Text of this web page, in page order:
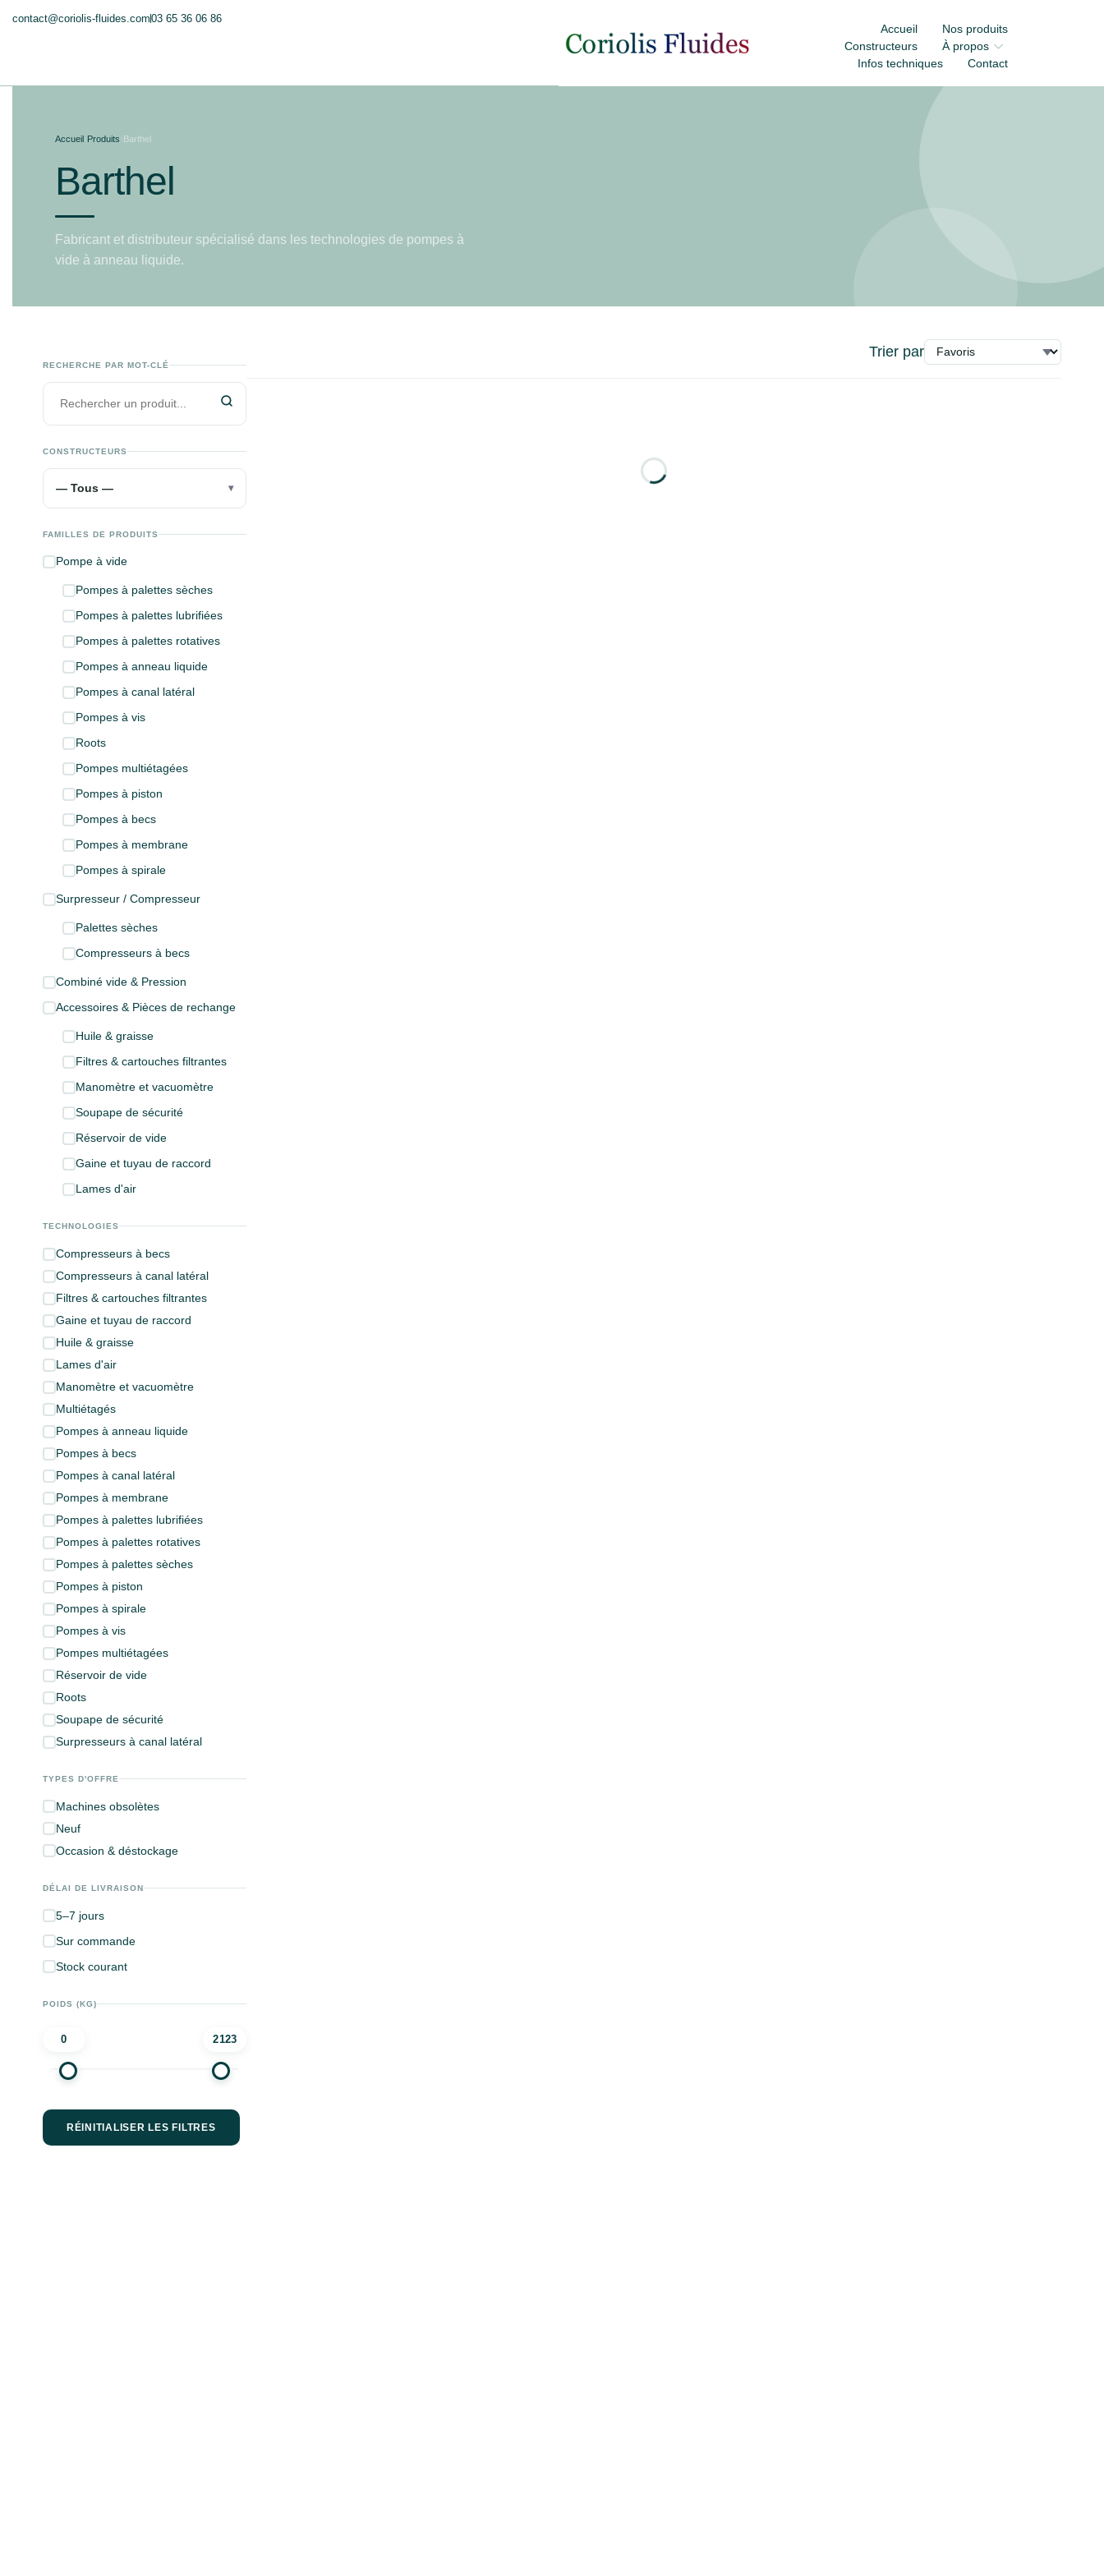
contact@coriolis-fluides.com03 65 36 06 86
Accueil
Nos produits
Constructeurs
À propos
Infos techniques
Contact
Accueil Produits Barthel
Barthel
Fabricant et distributeur spécialisé dans les technologies de pompes à
vide à anneau liquide.
RECHERCHE PAR MOT-CLÉ
CONSTRUCTEURS
— Tous — ▾
FAMILLES DE PRODUITS
Pompe à vide
Pompes à palettes sèches
Pompes à palettes lubrifiées
Pompes à palettes rotatives
Pompes à anneau liquide
Pompes à canal latéral
Pompes à vis
Roots
Pompes multiétagées
Pompes à piston
Pompes à becs
Pompes à membrane
Pompes à spirale
Surpresseur / Compresseur
Palettes sèches
Compresseurs à becs
Combiné vide & Pression
Accessoires & Pièces de rechange
Huile & graisse
Filtres & cartouches filtrantes
Manomètre et vacuomètre
Soupape de sécurité
Réservoir de vide
Gaine et tuyau de raccord
Lames d'air
TECHNOLOGIES
Compresseurs à becs
Compresseurs à canal latéral
Filtres & cartouches filtrantes
Gaine et tuyau de raccord
Huile & graisse
Lames d'air
Manomètre et vacuomètre
Multiétagés
Pompes à anneau liquide
Pompes à becs
Pompes à canal latéral
Pompes à membrane
Pompes à palettes lubrifiées
Pompes à palettes rotatives
Pompes à palettes sèches
Pompes à piston
Pompes à spirale
Pompes à vis
Pompes multiétagées
Réservoir de vide
Roots
Soupape de sécurité
Surpresseurs à canal latéral
TYPES D'OFFRE
Machines obsolètes
Neuf
Occasion & déstockage
DÉLAI DE LIVRAISON
5–7 jours
Sur commande
Stock courant
POIDS (KG)
0 2123
RÉINITIALISER LES FILTRES
Trier par